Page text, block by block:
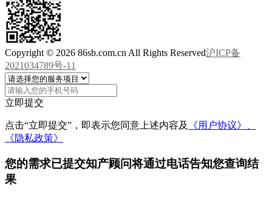
Copyright © 2026 86sb.com.cn All Rights Reserved沪ICP备
2021034789号-11
立即提交
点击“立即提交”，即表示您同意上述内容及
《用户协议》、
《隐私政策》
您的需求已提交知产顾问将通过电话告知您查询结
果